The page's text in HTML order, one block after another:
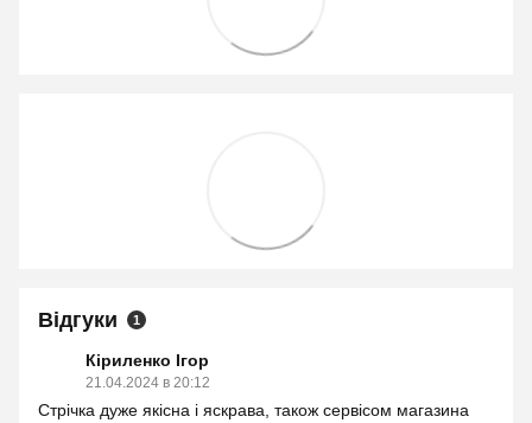
Відгуки 1
Кіриленко Ігор
21.04.2024 в 20:12
Стрічка дуже якісна і яскрава, також сервісом магазина